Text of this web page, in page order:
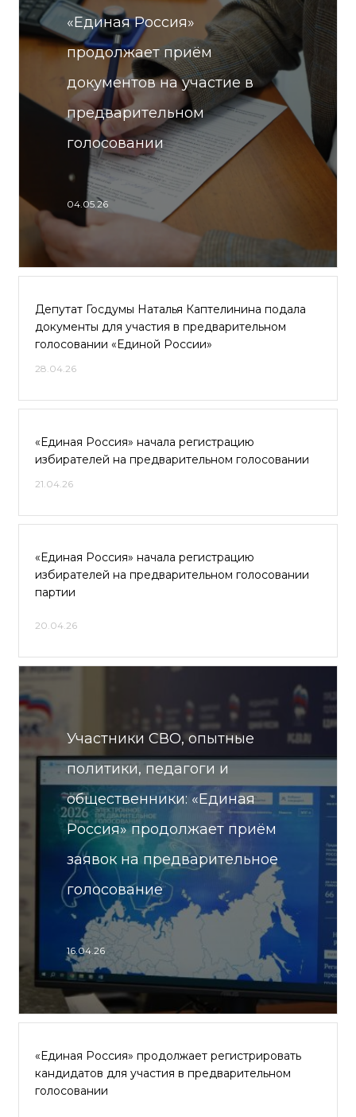
«Единая Россия»
продолжает приём
документов на участие в
предварительном
голосовании
04.05.26
Депутат Госдумы Наталья Каптелинина подала
документы для участия в предварительном
голосовании «Единой России»
28.04.26
«Единая Россия» начала регистрацию
избирателей на предварительном голосовании
21.04.26
«Единая Россия» начала регистрацию
избирателей на предварительном голосовании
партии
20.04.26
Участники СВО, опытные
политики, педагоги и
общественники: «Единая
Россия» продолжает приём
заявок на предварительное
голосование
16.04.26
«Единая Россия» продолжает регистрировать
кандидатов для участия в предварительном
голосовании